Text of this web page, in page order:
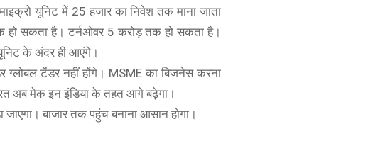
माइक्रो यूनिट में 25 हजार का निवेश तक माना जाता
हो सकता है। टर्नओवर 5 करोड़ तक हो सकता है।
के अंदर ही आएंगे।
टेंडर नहीं होंगे। MSME का बिजनेस करना
अब मेक इन इंडिया के तहत आगे बढ़ेगा।
जाएगा। बाजार तक पहुंच बनाना आसान होगा।